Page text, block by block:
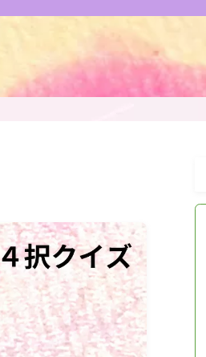
ハーブ４択クイズ